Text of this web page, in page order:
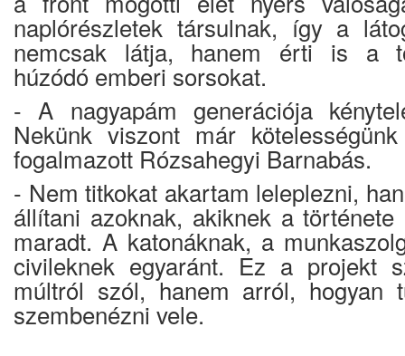
naplórészletek társulnak, így a
nemcsak látja, hanem érti is a
húzódó emberi sorsokat.
- A nagyapám generációja
Nekünk viszont már
fogalmazott Rózsahegyi Barnabás.
- Nem titkokat akartam leleplezni,
állítani azoknak, akiknek a története
maradt. A katonáknak, a
civileknek egyaránt. Ez a projekt
múltról szól, hanem arról, hogyan
szembenézni vele.